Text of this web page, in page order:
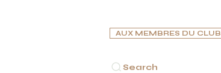
AUX MEMBRES DU CLUB
Search